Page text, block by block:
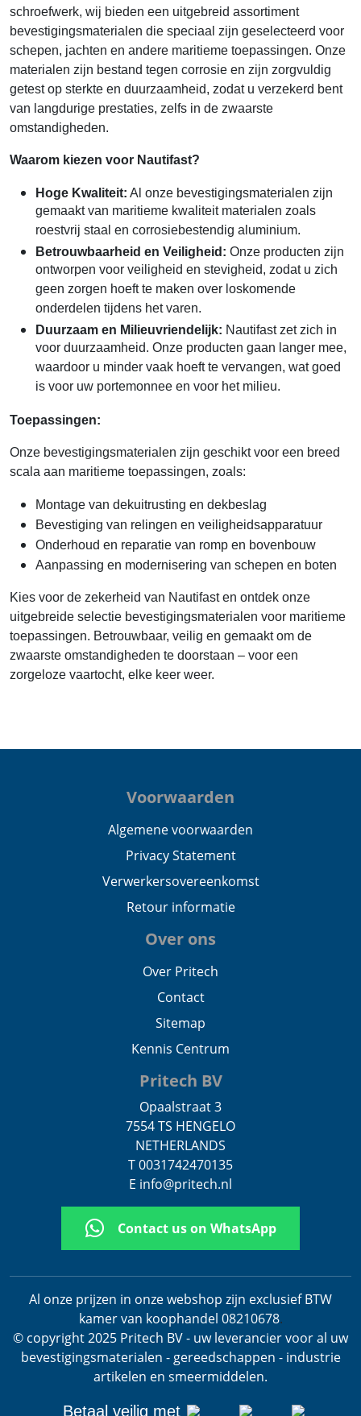
schroefwerk, wij bieden een uitgebreid assortiment
bevestigingsmaterialen die speciaal zijn geselecteerd voor
schepen, jachten en andere maritieme toepassingen. Onze
materialen zijn bestand tegen corrosie en zijn zorgvuldig
getest op sterkte en duurzaamheid, zodat u verzekerd bent
van langdurige prestaties, zelfs in de zwaarste
omstandigheden.
Waarom kiezen voor Nautifast?
Hoge Kwaliteit: Al onze bevestigingsmaterialen zijn
gemaakt van maritieme kwaliteit materialen zoals
roestvrij staal en corrosiebestendig aluminium.
Betrouwbaarheid en Veiligheid: Onze producten zijn
ontworpen voor veiligheid en stevigheid, zodat u zich
geen zorgen hoeft te maken over loskomende
onderdelen tijdens het varen.
Duurzaam en Milieuvriendelijk: Nautifast zet zich in
voor duurzaamheid. Onze producten gaan langer mee,
waardoor u minder vaak hoeft te vervangen, wat goed
is voor uw portemonnee en voor het milieu.
Toepassingen:
Onze bevestigingsmaterialen zijn geschikt voor een breed
scala aan maritieme toepassingen, zoals:
Montage van dekuitrusting en dekbeslag
Bevestiging van relingen en veiligheidsapparatuur
Onderhoud en reparatie van romp en bovenbouw
Aanpassing en modernisering van schepen en boten
Kies voor de zekerheid van Nautifast en ontdek onze
uitgebreide selectie bevestigingsmaterialen voor maritieme
toepassingen. Betrouwbaar, veilig en gemaakt om de
zwaarste omstandigheden te doorstaan – voor een
zorgeloze vaartocht, elke keer weer.
Voorwaarden
Algemene voorwaarden
Privacy Statement
Verwerkersovereenkomst
Retour informatie
Over ons
Over Pritech
Contact
Sitemap
Kennis Centrum
Pritech BV
Opaalstraat 3
7554 TS HENGELO
NETHERLANDS
T 0031742470135
E info@pritech.nl
Contact us on WhatsApp
Al onze prijzen in onze webshop zijn exclusief BTW
kamer van koophandel 08210678.
© copyright 2025 Pritech BV - uw leverancier voor al uw
bevestigingsmaterialen - gereedschappen - industrie
artikelen en smeermiddelen.
Betaal veilig met